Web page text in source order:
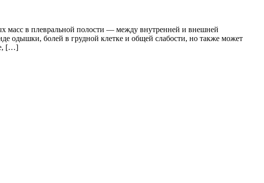
масс в плевральной полости — между внутренней и внешней
одышки, болей в грудной клетке и общей слабости, но также может
[…]